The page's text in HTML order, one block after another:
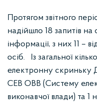
Протягом звітного
надійшло 18 запитів
інформації, з них 11 –
осіб. Із загальної
електронну скриньку
СЕВ ОВВ (Систему
виконавчої влади) та 1